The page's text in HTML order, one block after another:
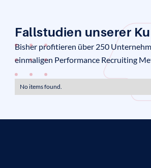
Fallstudien unserer
Bisher profitieren über 250
einmaligen Performance Recruiting
No items found.